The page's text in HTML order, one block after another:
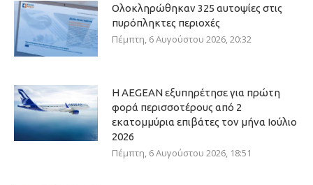
Ολοκληρώθηκαν 325 αυτοψίες στις
πυρόπληκτες περιοχές
Πέμπτη, 6 Αυγούστου 2026, 20:32
Η AEGEAN εξυπηρέτησε για πρώτη
φορά περισσοτέρους από 2
εκατομμύρια επιβάτες τον μήνα Ιούλιο
2026
Πέμπτη, 6 Αυγούστου 2026, 18:51